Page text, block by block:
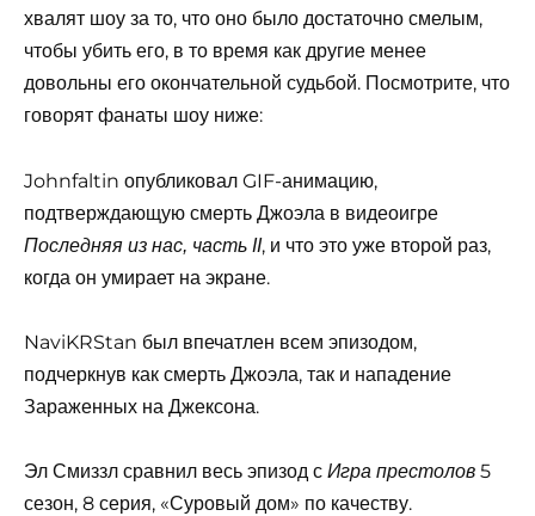
хвалят шоу за то, что оно было достаточно смелым,
чтобы убить его, в то время как другие менее
довольны его окончательной судьбой. Посмотрите, что
говорят фанаты шоу ниже:
Johnfaltin опубликовал GIF-анимацию,
подтверждающую смерть Джоэла в видеоигре
Последняя из нас, часть II, и что это уже второй раз,
когда он умирает на экране.
NaviKRStan был впечатлен всем эпизодом,
подчеркнув как смерть Джоэла, так и нападение
Зараженных на Джексона.
Эл Смиззл сравнил весь эпизод с Игра престолов 5
сезон, 8 серия, «Суровый дом» по качеству.